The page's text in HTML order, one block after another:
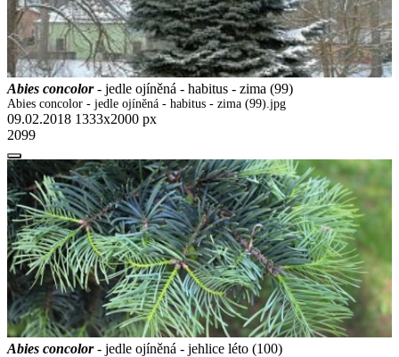
Abies concolor- jedle ojíněná - habitus - zima (99)
Abies concolor - jedle ojíněná - habitus - zima (99).jpg
09.02.2018 1333x2000 px
2099
Abies concolor- jedle ojíněná - jehlice léto (100)